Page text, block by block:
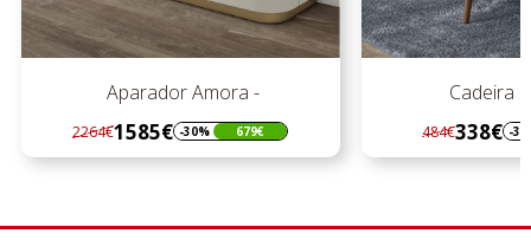
Cadeira Estofada
Regular
preço
484€338€
Preço -30% 146€
Mesa
preço
2788€
Preço